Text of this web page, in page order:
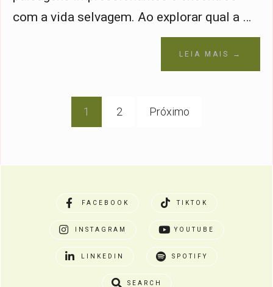
com a vida selvagem. Ao explorar qual a …
LEIA MAIS →
Navegação
1 2 Próximo
FACEBOOK TIKTOK
INSTAGRAM YOUTUBE
LINKEDIN SPOTIFY
SEARCH